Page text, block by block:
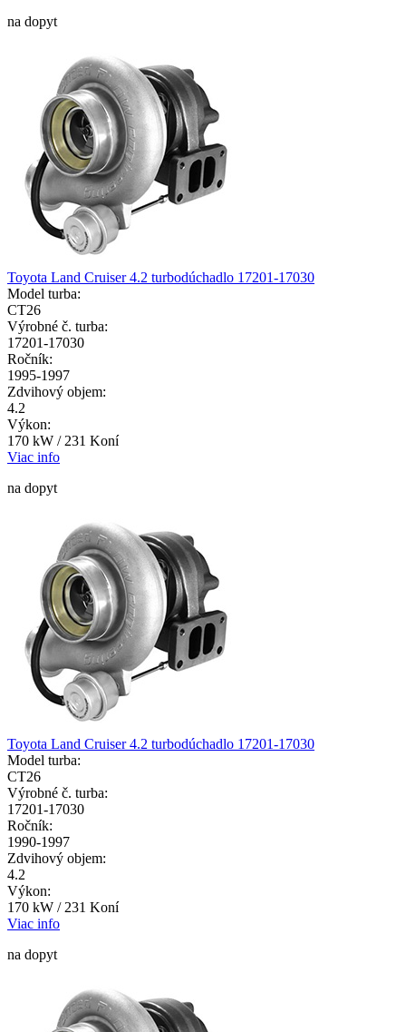
na dopyt
Toyota Land Cruiser 4.2 turbodúchadlo 17201-17030
Model turba:
CT26
Výrobné č. turba:
17201-17030
Ročník:
1995-1997
Zdvihový objem:
4.2
Výkon:
170 kW / 231 Koní
Viac info
na dopyt
Toyota Land Cruiser 4.2 turbodúchadlo 17201-17030
Model turba:
CT26
Výrobné č. turba:
17201-17030
Ročník:
1990-1997
Zdvihový objem:
4.2
Výkon:
170 kW / 231 Koní
Viac info
na dopyt